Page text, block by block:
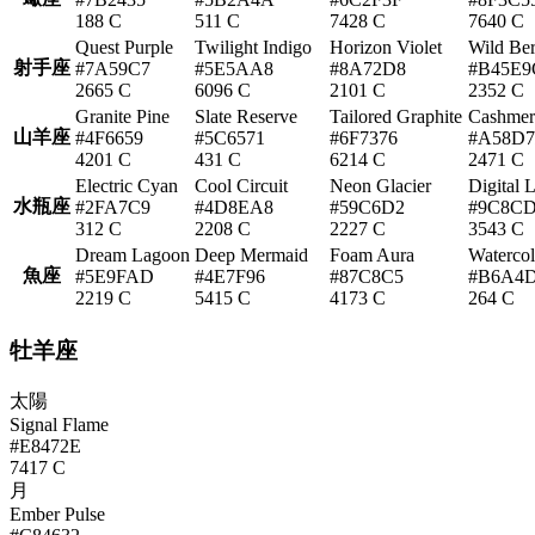
188 C
511 C
7428 C
7640 C
射手座
Quest Purple
#7A59C7
2665 C
Twilight Indigo
#5E5AA8
6096 C
Horizon Violet
#8A72D8
2101 C
Wild
2352 C
山羊座
Granite Pine
#4F6659
4201 C
Slate Reserve
#5C6571
431 C
Tailored Graphite
#6F7376
6214 C
2471 C
水瓶座
Electric Cyan
#2FA7C9
312 C
Cool Circuit
#4D8EA8
2208 C
Neon Glacier
#59C6D2
2227 C
Digital
3543 C
魚座
Dream Lagoon
#5E9FAD
2219 C
Deep Mermaid
#4E7F96
5415 C
Foam Aura
#87C8C5
4173 C
264 C
牡羊座
太陽
Signal Flame
#E8472E
7417 C
月
Ember Pulse